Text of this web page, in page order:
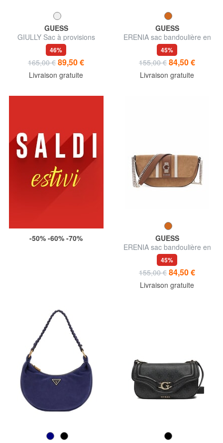
GUESS
GIULLY Sac à provisions
46%
165,00 € 89,50 €
Livraison gratuite
GUESS
ERENIA sac bandoulière en
daim
45%
155,00 € 84,50 €
Livraison gratuite
-50% -60% -70%
GUESS
ERENIA sac bandoulière en
daim
45%
155,00 € 84,50 €
Livraison gratuite